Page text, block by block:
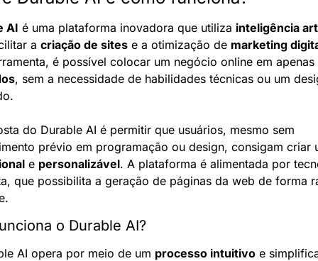
AI é uma plataforma inovadora que utiliza inteligência
a criação de sites e a otimização de marketing
é possível colocar um negócio online em apenas
, sem a necessidade de habilidades técnicas ou um
do Durable AI é permitir que usuários, mesmo sem
e personalizável. A plataforma é alimentada por
que possibilita a geração de páginas da web de forma
o Durable AI?
AI opera por meio de um processo intuitivo e